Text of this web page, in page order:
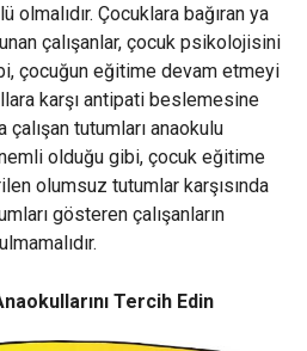
olmalıdır. Çocuklara bağıran ya
çalışanlar, çocuk psikolojisini
çocuğun eğitime devam etmeyi
karşı antipati beslemesine
çalışan tutumları anaokulu
olduğu gibi, çocuk eğitime
olumsuz tutumlar karşısında
gösteren çalışanların
Tercih Edin